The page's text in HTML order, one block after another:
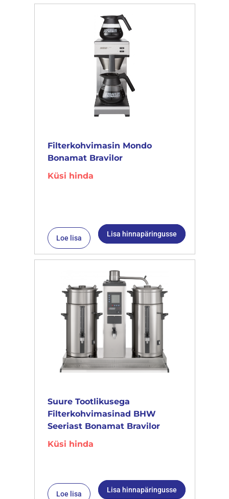
Filterkohvimasin Mondo
Bonamat Bravilor
Küsi hinda
Loe lisa Lisa hinnapäringusse
Suure Tootlikusega
Filterkohvimasinad BHW
Seeriast Bonamat Bravilor
Küsi hinda
Loe lisa Lisa hinnapäringusse